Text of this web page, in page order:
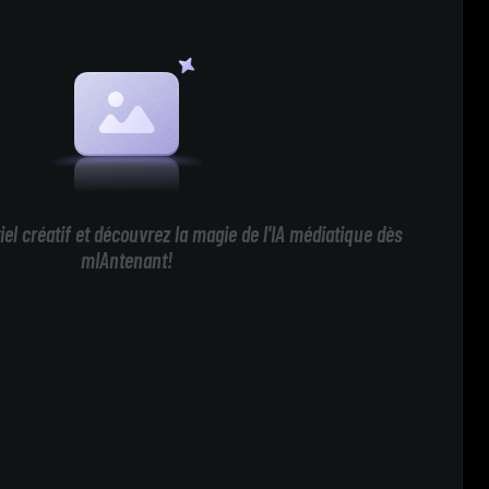
créatif et découvrez la magie de l'IA médiatique dès
mIAntenant!